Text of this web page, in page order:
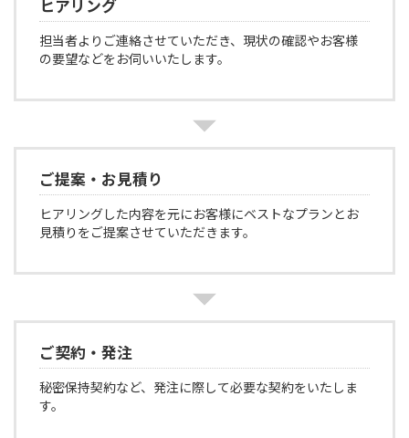
ヒアリング
担当者よりご連絡させていただき、現状の確認やお客様
の要望などをお伺いいたします。
ご提案・お見積り
ヒアリングした内容を元にお客様にベストなプランとお
見積りをご提案させていただきます。
ご契約・発注
秘密保持契約など、発注に際して必要な契約をいたしま
す。